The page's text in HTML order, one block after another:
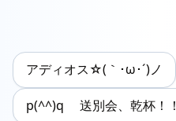
アディオス☆(｀･ω･´)ノ
p(^^)q 送別会、乾杯！！